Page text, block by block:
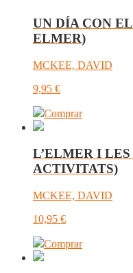
UN DÍA CON
ELMER)
MCKEE, DAVID
9,95 €
Comprar
L’ELMER I
ACTIVITATS)
MCKEE, DAVID
10,95 €
Comprar